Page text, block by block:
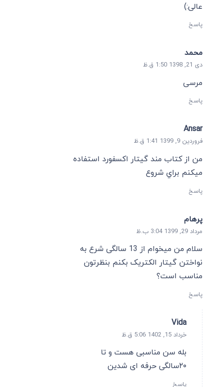
عالی:)
پاسخ
محمد
دی 21, 1398 1:50 ق.ظ
مرسی
پاسخ
Ansar
فروردین 9, 1399 1:41 ق.ظ
من از كتاب مند گيتار اكسفورد استفاده
ميكنم براي شروع
پاسخ
پرهام
مرداد 29, 1399 3:04 ب.ظ
سلام من میخوام از 13 سالگی شرع به
نواختن گیتار الکتریک بکنم بنظرتون
مناسب است؟
پاسخ
Vida
خرداد 15, 1402 5:06 ق.ظ
بله سن مناسبی هست و تا
۲۰سالگی حرفه ای شدین
پاسخ